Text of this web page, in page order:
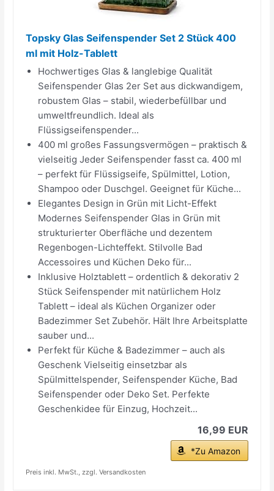
Topsky Glas Seifenspender Set 2 Stück 400
ml mit Holz-Tablett
Hochwertiges Glas & langlebige Qualität
Seifenspender Glas 2er Set aus dickwandigem,
robustem Glas – stabil, wiederbefüllbar und
umweltfreundlich. Ideal als
Flüssigseifenspender...
400 ml großes Fassungsvermögen – praktisch &
vielseitig Jeder Seifenspender fasst ca. 400 ml
– perfekt für Flüssigseife, Spülmittel, Lotion,
Shampoo oder Duschgel. Geeignet für Küche...
Elegantes Design in Grün mit Licht-Effekt
Modernes Seifenspender Glas in Grün mit
strukturierter Oberfläche und dezentem
Regenbogen-Lichteffekt. Stilvolle Bad
Accessoires und Küchen Deko für...
Inklusive Holztablett – ordentlich & dekorativ 2
Stück Seifenspender mit natürlichem Holz
Tablett – ideal als Küchen Organizer oder
Badezimmer Set Zubehör. Hält Ihre Arbeitsplatte
sauber und...
Perfekt für Küche & Badezimmer – auch als
Geschenk Vielseitig einsetzbar als
Spülmittelspender, Seifenspender Küche, Bad
Seifenspender oder Deko Set. Perfekte
Geschenkidee für Einzug, Hochzeit...
16,99 EUR
*Zu Amazon
Preis inkl. MwSt., zzgl. Versandkosten